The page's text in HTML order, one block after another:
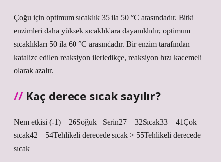
Çoğu için optimum sıcaklık 35 ila 50 °C arasındadır. Bitki
enzimleri daha yüksek sıcaklıklara dayanıklıdır, optimum
sıcaklıkları 50 ila 60 °C arasındadır. Bir enzim tarafından
katalize edilen reaksiyon ilerledikçe, reaksiyon hızı kademeli
olarak azalır.
Kaç derece sıcak sayılır?
Nem etkisi (-1) – 26Soğuk –Serin27 – 32Sıcak33 – 41Çok
sıcak42 – 54Tehlikeli derecede sıcak > 55Tehlikeli derecede
sıcak